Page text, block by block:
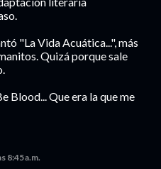
"La Vida Acuática...", más
Quizá porque sale
Blood... Que era la que me
8:45 a.m.